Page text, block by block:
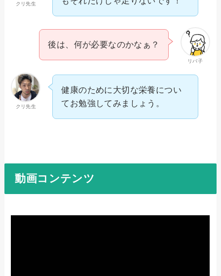
クリ先生
リバ子
後は、何が必要なのかなぁ？
クリ先生
健康のために大切な栄養につい
てお勉強してみましょう。
動画コンテンツ